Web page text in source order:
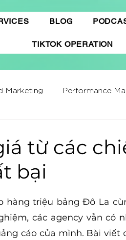
BLOG
TIKTOK OPERATION
Marketing​ Performance
Quảng cáo Tiktok
Automation
từ các
bại
hàng triệu bảng Đô La
các agency vẫn có
cáo của mình. Bài viết